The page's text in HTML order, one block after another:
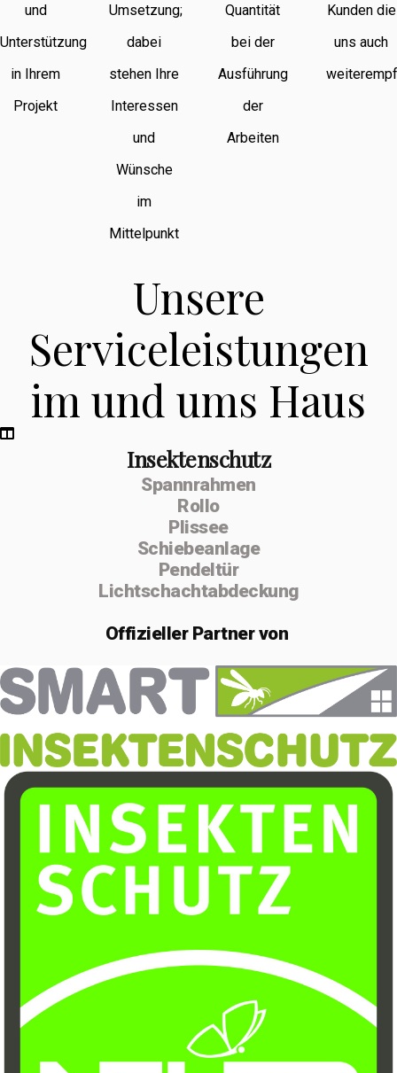
und
Unterstützung
in Ihrem
Projekt
Umsetzung;
dabei
stehen Ihre
Interessen
und
Wünsche
im
Mittelpunkt
Quantität
bei der
Ausführung
der
Arbeiten
Kunden die
uns auch
Unsere
Serviceleistungen
im und ums Haus
Insektenschutz
Spannrahmen
Rollo
Plissee
Schiebeanlage
Pendeltür
Lichtschachtabdeckung
OffiziellerPartner von